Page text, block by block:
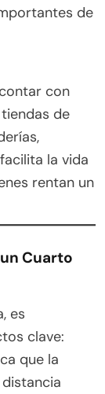
de
con
de
la vida
rentan un
Cuarto
es
clave:
que la